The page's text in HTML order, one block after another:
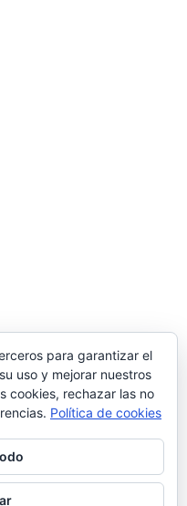
para garantizar el
uso y mejorar nuestros
cookies, rechazar las no
Política de cookies